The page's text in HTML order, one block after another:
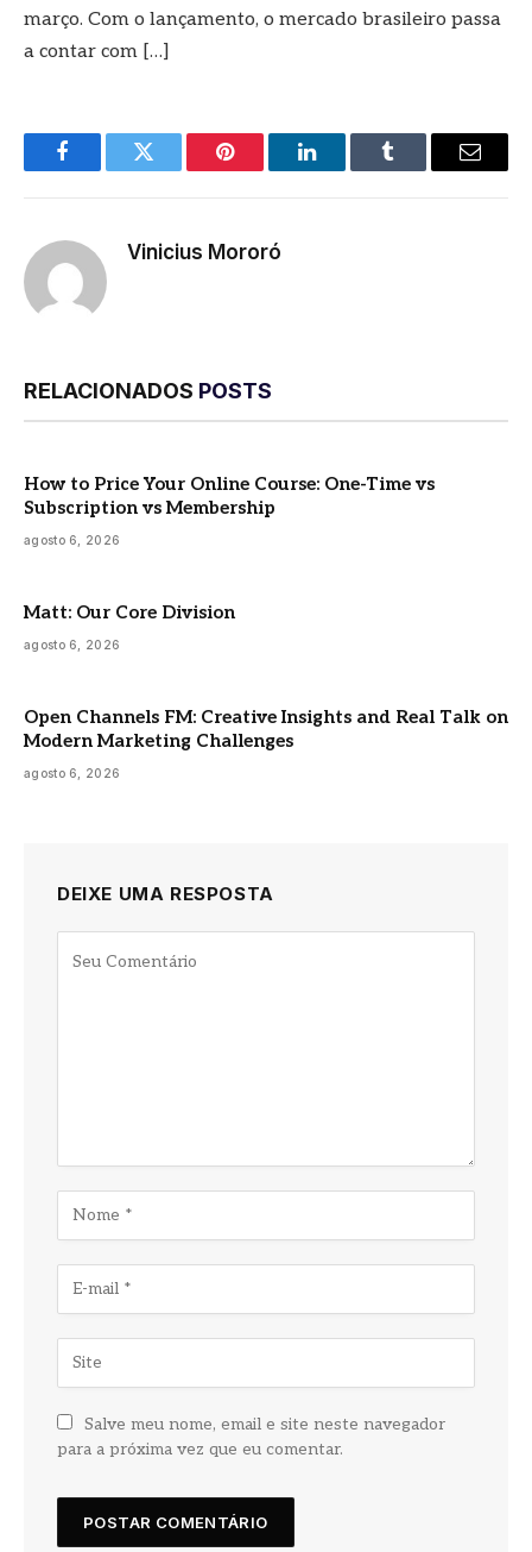
março. Com o lançamento, o mercado brasileiro passa
a contar com […]
FacebookTwitter Pinterest LinkedInTumblr
E-
Vinicius Mororó
RELACIONADOS POSTS
How to Price Your Online Course: One-Time vs
Subscription vs Membership
agosto 6, 2026
Matt: Our Core Division
agosto 6, 2026
Open Channels FM: Creative Insights and Real Talk on
Modern Marketing Challenges
agosto 6, 2026
DEIXE UMA RESPOSTA
Salve meu nome, email e site neste navegador
para a próxima vez que eu comentar.